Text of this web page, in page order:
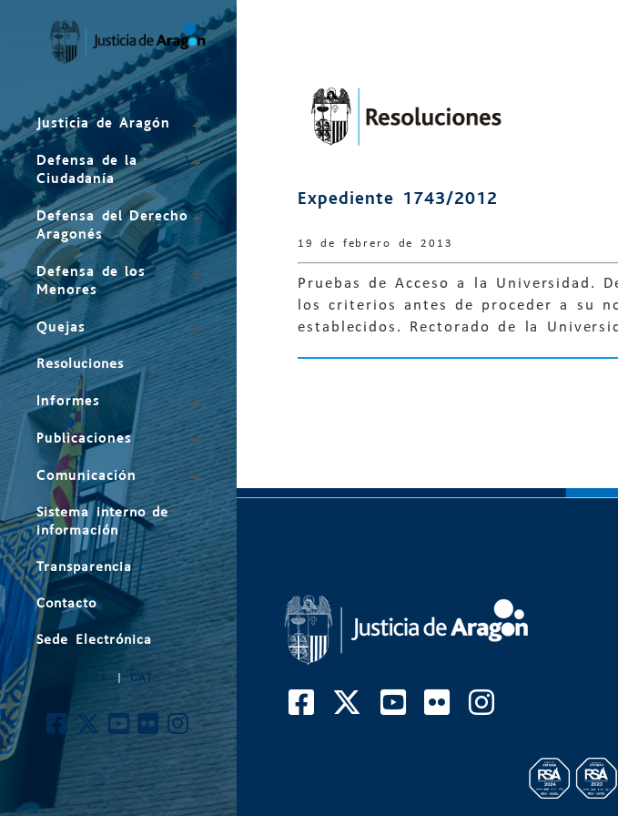
Justicia de Aragón
Defensa de la
Ciudadanía
Defensa del Derecho
Aragonés
Defensa de los
Menores
Quejas
Resoluciones
Informes
Publicaciones
Comunicación
Sistema interno de
información
Transparencia
Contacto
Sede Electrónica
|CAT
Expediente 1743/2012
19 de febrero de 2013
Pruebas de Acceso a la Universidad.
los criterios antes de proceder a su
establecidos. Rectorado de la